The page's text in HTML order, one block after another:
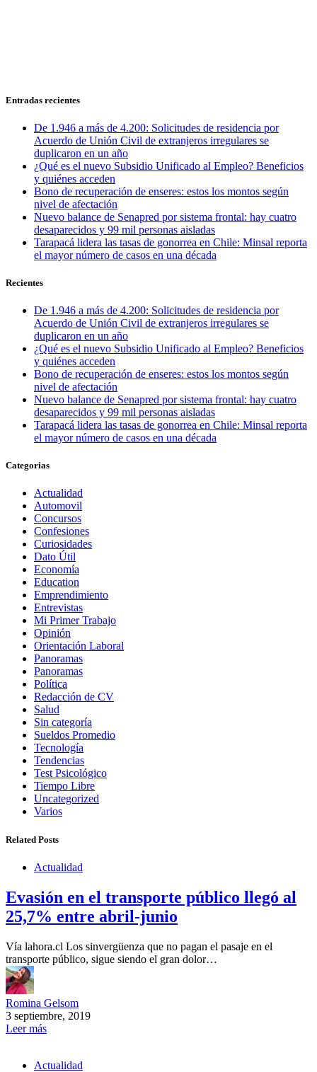
Entradas recientes
De 1.946 a más de 4.200: Solicitudes de residencia por
Acuerdo de Unión Civil de extranjeros irregulares se
duplicaron en un año
¿Qué es el nuevo Subsidio Unificado al Empleo? Beneficios
y quiénes acceden
Bono de recuperación de enseres: estos los montos según
nivel de afectación
Nuevo balance de Senapred por sistema frontal: hay cuatro
desaparecidos y 99 mil personas aisladas
Tarapacá lidera las tasas de gonorrea en Chile: Minsal reporta
el mayor número de casos en una década
Recientes
De 1.946 a más de 4.200: Solicitudes de residencia por
Acuerdo de Unión Civil de extranjeros irregulares se
duplicaron en un año
¿Qué es el nuevo Subsidio Unificado al Empleo? Beneficios
y quiénes acceden
Bono de recuperación de enseres: estos los montos según
nivel de afectación
Nuevo balance de Senapred por sistema frontal: hay cuatro
desaparecidos y 99 mil personas aisladas
Tarapacá lidera las tasas de gonorrea en Chile: Minsal reporta
el mayor número de casos en una década
Categorias
Actualidad
Automovil
Concursos
Confesiones
Curiosidades
Dato Útil
Economía
Education
Emprendimiento
Entrevistas
Mi Primer Trabajo
Opinión
Orientación Laboral
Panoramas
Panoramas
Política
Redacción de CV
Salud
Sin categoría
Sueldos Promedio
Tecnología
Tendencias
Test Psicológico
Tiempo Libre
Uncategorized
Varios
Related Posts
Actualidad
Evasión en el transporte público llegó al
25,7% entre abril-junio
Vía lahora.cl Los sinvergüenza que no pagan el pasaje en el
transporte público, sigue siendo el gran dolor…
Romina Gelsom
3 septiembre, 2019
Leer más
Actualidad